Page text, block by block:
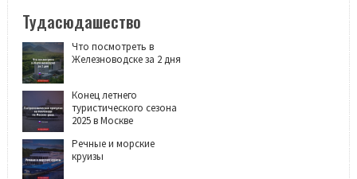
Тудасюдашество
Что посмотреть в
Железноводске за 2 дня
Конец летнего
туристического сезона
2025 в Москве
Речные и морские
круизы